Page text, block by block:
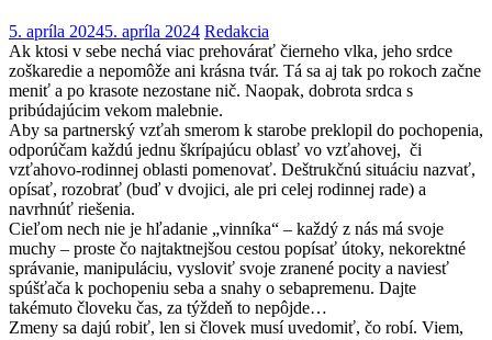
5. apríla 20245. apríla 2024 Redakcia
Ak ktosi v sebe nechá viac prehovárať čierneho vlka, jeho srdce
zoškaredie a nepomôže ani krásna tvár. Tá sa aj tak po rokoch začne
meniť a po krasote nezostane nič. Naopak, dobrota srdca s
pribúdajúcim vekom malebnie.
Aby sa partnerský vzťah smerom k starobe preklopil do pochopenia,
odporúčam každú jednu škrípajúcu oblasť vo vzťahovej, či
vzťahovo-rodinnej oblasti pomenovať. Deštrukčnú situáciu nazvať,
opísať, rozobrať (buď v dvojici, ale pri celej rodinnej rade) a
navrhnúť riešenia.
Cieľom nech nie je hľadanie „vinníka“ – každý z nás má svoje
muchy – proste čo najtaktnejšou cestou popísať útoky, nekorektné
správanie, manipuláciu, vysloviť svoje zranené pocity a naviesť
spúšťača k pochopeniu seba a snahy o sebapremenu. Dajte
takémuto človeku čas, za týždeň to nepôjde…
Zmeny sa dajú robiť, len si človek musí uvedomiť, čo robí. Viem,